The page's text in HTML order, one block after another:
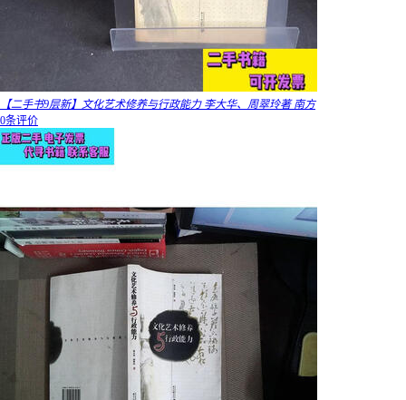
【二手书9层新】文化艺术修养与行政能力 李大华、周翠玲著 南方
0条评价